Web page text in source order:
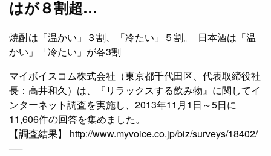
はが８割超…
焼酎は「温かい」３割、「冷たい」５割。 日本酒は「温
かい」「冷たい」が各3割
マイボイスコム株式会社（東京都千代田区、代表取締役社
長：高井和久）は、『リラックスする飲み物』に関してイ
ンターネット調査を実施し、2013年11月1日～5日に
11,606件の回答を集めました。
【調査結果】 http://www.myvoice.co.jp/biz/surveys/18402/
──